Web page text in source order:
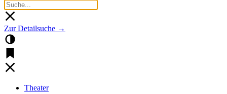
Zur Detailsuche →
Theater